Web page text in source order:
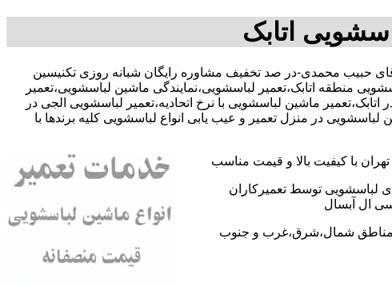
اتابک
09109131734 آقای حبیب محمدی-در صد تخفیف مشاوره رایگان شبانه روزی تکنیسین
منطقه اتابک،تعمیر لباسشویی،نمایندگی ماشین لباسشویی،تعمیر
ماشین لباسشویی با نرخ اتحادیه،تعمیر لباسشویی الجی در
در منزل تعمیر و عیب یابی انواع لباسشویی کلیه برندها با
با کیفیت بالا و قیمت مناسب
لباسشویی توسط تعمیرکاران
ال آبسال
مناطق شمال،شرق،غرب و جنوب